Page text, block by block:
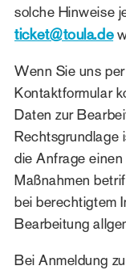
solche Hinweise
ticket@toula.de
Wenn Sie uns
Kontaktformular
Daten zur
Rechtsgrundlage
die Anfrage
Maßnahmen
bei berechtigtem
Bearbeitung
Bei Anmeldung